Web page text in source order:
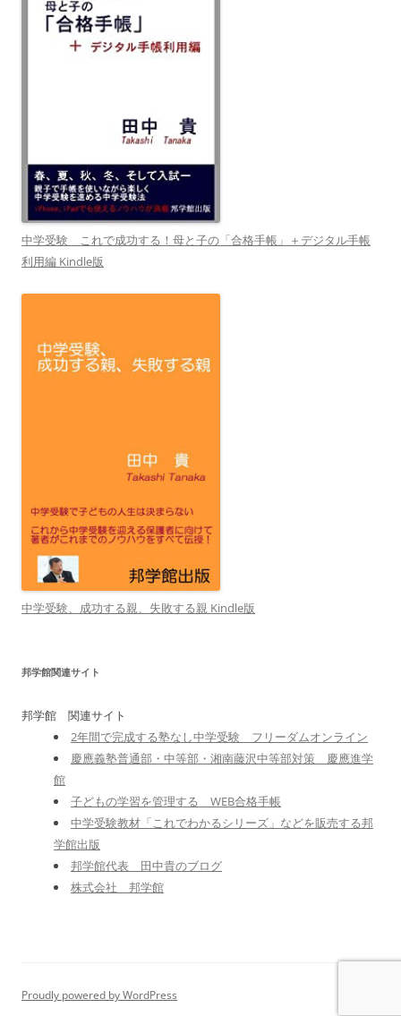
中学受験 これで成功する！母と子の「合格手帳」＋デジタル手帳
利用編 Kindle版
中学受験、成功する親、失敗する親 Kindle版
邦学館関連サイト
邦学館 関連サイト
2年間で完成する塾なし中学受験 フリーダムオンライン
慶應義塾普通部・中等部・湘南藤沢中等部対策 慶應進学
館
子どもの学習を管理する WEB合格手帳
中学受験教材「これでわかるシリーズ」などを販売する邦
学館出版
邦学館代表 田中貴のブログ
株式会社 邦学館
Proudly powered by WordPress